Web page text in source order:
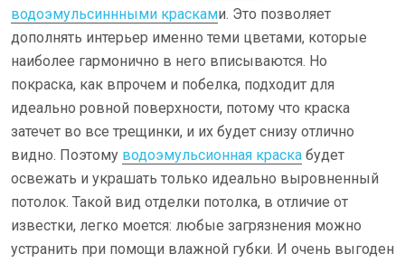
водоэмульсиннными красками. Это позволяет
дополнять интерьер именно теми цветами, которые
наиболее гармонично в него вписываются. Но
покраска, как впрочем и побелка, подходит для
идеально ровной поверхности, потому что краска
затечет во все трещинки, и их будет снизу отлично
видно. Поэтому водоэмульсионная краска будет
освежать и украшать только идеально выровненный
потолок. Такой вид отделки потолка, в отличие от
известки, легко моется: любые загрязнения можно
устранить при помощи влажной губки. И очень выгоден